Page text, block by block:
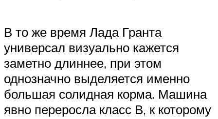
В то же время Лада Гранта
универсал визуально кажется
заметно длиннее, при этом
однозначно выделяется именно
большая солидная корма. Машина
явно переросла класс В, к которому